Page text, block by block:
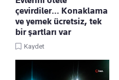
çevirdiler… Konaklama
ve yemek ücretsiz, tek
bir şartları var
Kaydet